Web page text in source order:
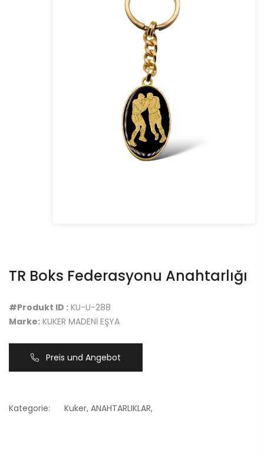
TR Boks Federasyonu Anahtarlığı
#Produkt ID : KU-U-288
Marke: KUKER MADENİ EŞYA
Preis und Angebot
Kategorie: Kuker, ANAHTARLIKLAR,